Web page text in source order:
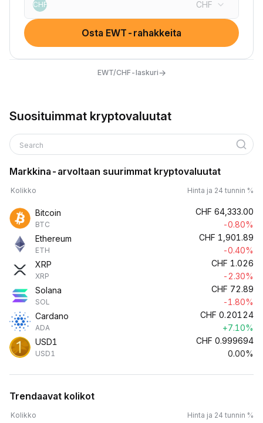
CHF CHF
Osta EWT-rahakkeita
EWT/CHF-laskuri→
Suosituimmat kryptovaluutat
Search
Markkina-arvoltaan suurimmat kryptovaluutat
Kolikko Hinta ja 24 tunnin %
Bitcoin
BTC
CHF 64,333.00
-0.80%
Ethereum
ETH
CHF 1,901.89
-0.40%
XRP
XRP
CHF 1.026
-2.30%
Solana
SOL
CHF 72.89
-1.80%
Cardano
ADA
CHF 0.20124
+7.10%
USD1
USD1
CHF 0.999694
0.00%
Trendaavat kolikot
Kolikko Hinta ja 24 tunnin %